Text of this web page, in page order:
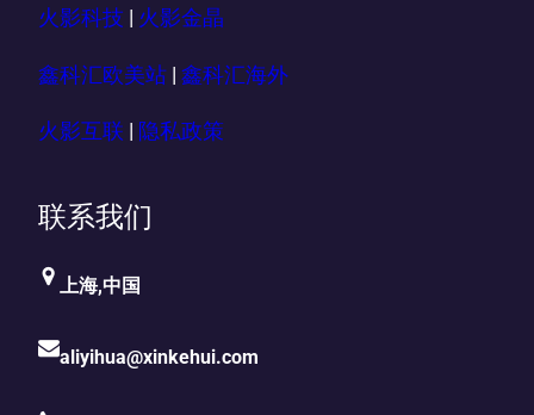
火影科技 火影金晶
鑫科汇欧美站 | 鑫科汇海外
火影互联 隐私政策
联系我们
上海,中国
aliyihua@xinkehui.com